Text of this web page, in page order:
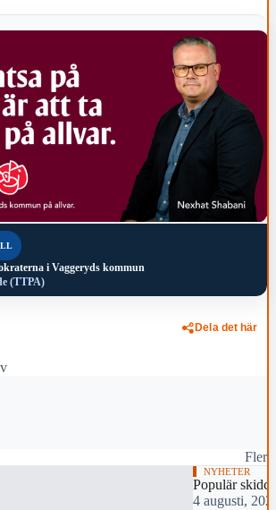
i Vaggeryds kommun
(TTPA)
Dela det här
Fler
NYHETER
Populär
4 augusti,